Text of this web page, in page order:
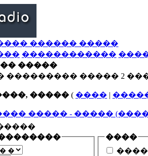
������ �����
������������
�����
��������� ����� 2
����� ( ���� |
����� - �����
����